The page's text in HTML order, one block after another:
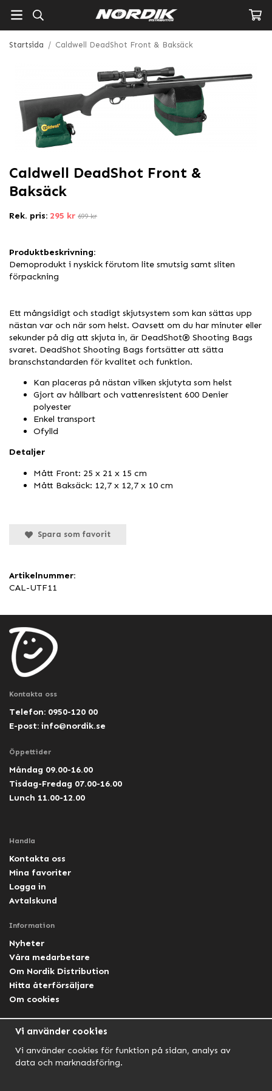
Startsida / Caldwell DeadShot Front & Baksäck
Caldwell DeadShot Front &
Baksäck
Rek. pris: 295 kr 699 kr
Produktbeskrivning:
Demoprodukt i nyskick förutom lite smutsig samt sliten
förpackning
Ett mångsidigt och stadigt skjutsystem som kan sättas upp
nästan var och när som helst. Oavsett om du har minuter eller
sekunder på dig att skjuta in, är DeadShot® Shooting Bags
svaret. DeadShot Shooting Bags fortsätter att sätta
branschstandarden för kvalitet och funktion.
Kan placeras på nästan vilken skjutyta som helst
Gjort av hållbart och vattenresistent 600 Denier
polyester
Enkel transport
Ofylld
Detaljer
Mått Front: 25 x 21 x 15 cm
Mått Baksäck: 12,7 x 12,7 x 10 cm
Spara som favorit
Artikelnummer:
CAL-UTF11
Kontakta oss
Telefon: 0950-120 00
E-post: info@nordik.se
Öppettider
Måndag 09.00-16.00
Tisdag-Fredag 07.00-16.00
Lunch 11.00-12.00
Handla
Kontakta oss
Mina favoriter
Logga in
Avtalskund
Information
Nyheter
Våra medarbetare
Om Nordik Distribution
Hitta återförsäljare
Om cookies
Facebook Lightforce Sweden
Vi använder cookies
Vi använder cookies för funktion på sidan, analys av
data och marknadsföring.